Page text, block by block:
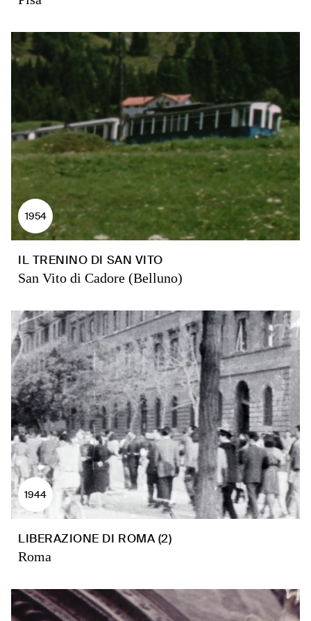
1954
IL TRENINO DI SAN VITO
San Vito di Cadore (Belluno)
1944
LIBERAZIONE DI ROMA (2)
Roma